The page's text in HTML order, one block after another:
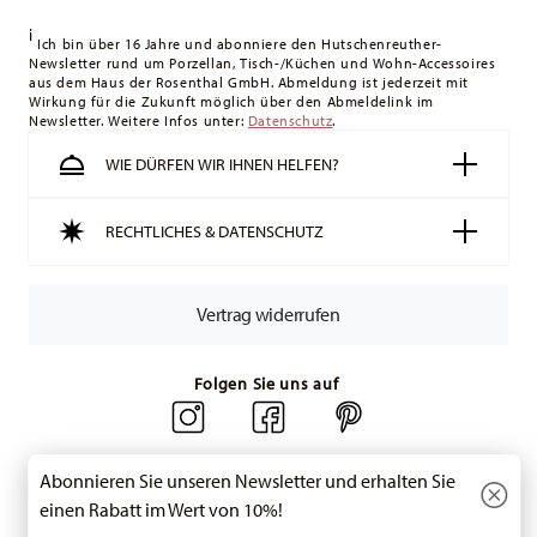
i Ich bin über 16 Jahre und abonniere den Hutschenreuther-
Newsletter rund um Porzellan, Tisch-/Küchen und Wohn-Accessoires
aus dem Haus der Rosenthal GmbH. Abmeldung ist jederzeit mit
Wirkung für die Zukunft möglich über den Abmeldelink im
Newsletter. Weitere Infos unter: Datenschutz.
WIE DÜRFEN WIR IHNEN HELFEN?
RECHTLICHES & DATENSCHUTZ
Vertrag widerrufen
Folgen Sie uns auf
Abonnieren Sie unseren Newsletter und erhalten Sie
einen Rabatt im Wert von 10%!